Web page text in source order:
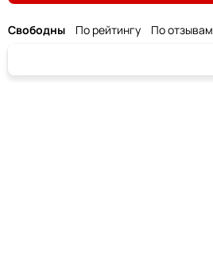
Свободны По рейтингу По отзывам